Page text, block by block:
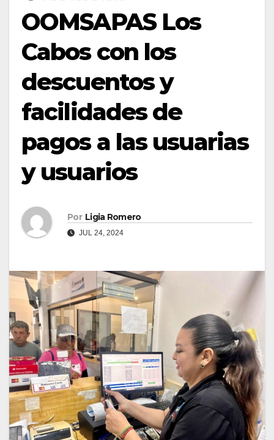
OOMSAPAS Los
Cabos con los
descuentos y
facilidades de
pagos a las usuarias
y usuarios
Por Ligia Romero
JUL 24, 2024